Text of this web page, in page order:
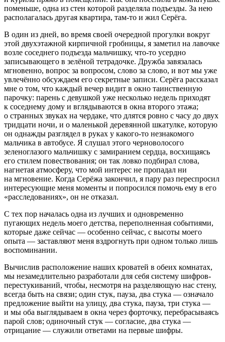
поменьше, одна из стен которой разделяла подъезды. За нею
располагалась другая квартира, там-то и жил Серёга.
В один из дней, во время своей очередной прогулки вокруг
этой двухэтажной кирпичной гробницы, я заметил на лавочке
возле соседнего подъезда мальчишку, что-то усердно
записывающего в зелёной тетрадочке. Дружба завязалась
мгновенно, вопрос за вопросом, слово за слово, и вот мы уже
увлечённо обсуждаем его секретные записи. Серёга рассказал
мне о том, что каждый вечер видит в окно таинственную
парочку: парень с девушкой уже несколько недель приходят
к соседнему дому и вглядываются в окна второго этажа;
о странных звуках на чердаке, что длятся ровно с часу до двух
тридцати ночи, и о маленькой деревянной шкатулке, которую
он однажды разглядел в руках у какого-то незнакомого
мальчика в автобусе. Я слушал этого черноволосого
зеленоглазого мальчишку с замиранием сердца, восхищаясь
его стилем повествования; он так ловко подбирал слова,
нагнетая атмосферу, что мой интерес не пропадал ни
на мгновение. Когда Серёжа закончил, я пару раз переспросил
интересующие меня моменты и попросился помочь ему в его
«расследованиях», он не отказал.
С тех пор началась одна из лучших и одновременно
пугающих недель моего детства, переполненная событиями,
которые даже сейчас — особенно сейчас, с высоты моего
опыта — заставляют меня вздрогнуть при одном только лишь
воспоминании.
Вычислив расположение наших кроватей в обеих комнатах,
мы незамедлительно разработали для себя систему шифров-
перестукиваний, чтобы, несмотря на разделяющую нас стену,
всегда быть на связи; один стук, пауза, два стука — означало
предложение выйти на улицу, два стука, пауза, три стука —
и мы оба выглядываем в окна через форточку, перебрасываясь
парой слов; одиночный стук — согласие, два стука —
отрицание — служили ответами на первые шифры.